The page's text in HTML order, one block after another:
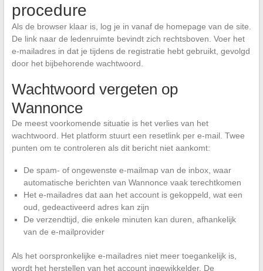
procedure
Als de browser klaar is, log je in vanaf de homepage van de site.
De link naar de ledenruimte bevindt zich rechtsboven. Voer het
e-mailadres in dat je tijdens de registratie hebt gebruikt, gevolgd
door het bijbehorende wachtwoord.
Wachtwoord vergeten op
Wannonce
De meest voorkomende situatie is het verlies van het
wachtwoord. Het platform stuurt een resetlink per e-mail. Twee
punten om te controleren als dit bericht niet aankomt:
De spam- of ongewenste e-mailmap van de inbox, waar
automatische berichten van Wannonce vaak terechtkomen
Het e-mailadres dat aan het account is gekoppeld, wat een
oud, gedeactiveerd adres kan zijn
De verzendtijd, die enkele minuten kan duren, afhankelijk
van de e-mailprovider
Als het oorspronkelijke e-mailadres niet meer toegankelijk is,
wordt het herstellen van het account ingewikkelder. De